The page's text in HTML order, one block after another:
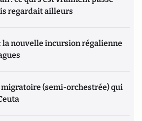
regardait ailleurs
la nouvelle incursion régalienne
(semi-orchestrée) qui